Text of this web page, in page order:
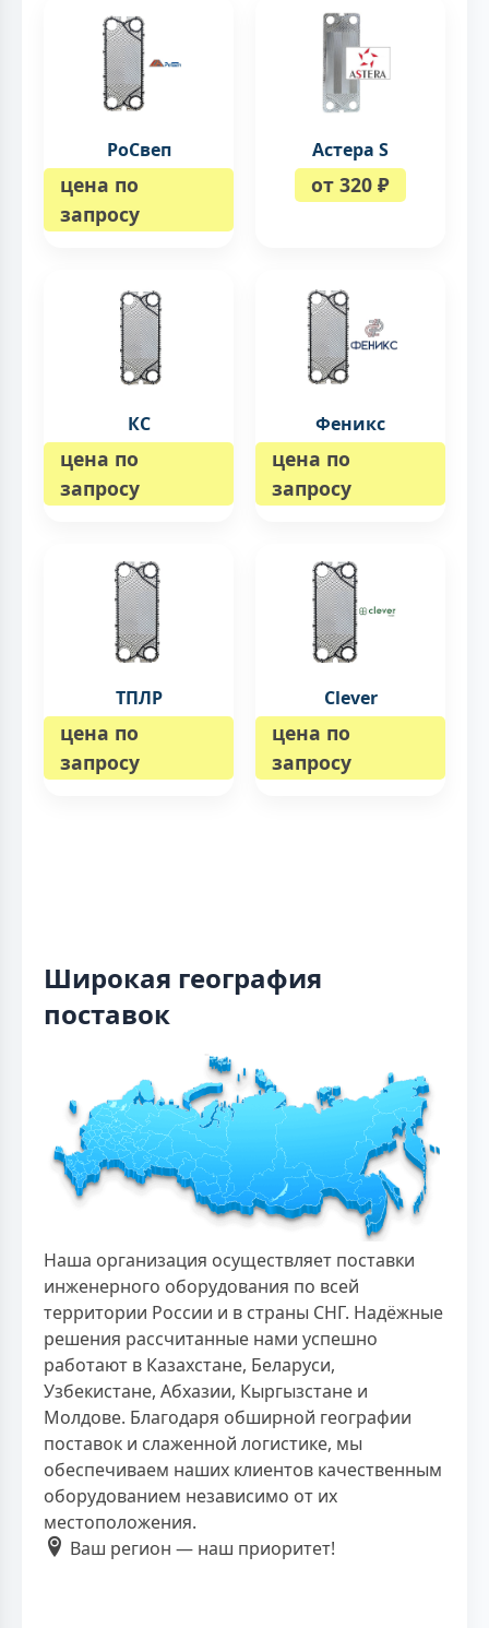
РоСвеп
цена по
запросу
Астера S
от 320 ₽
КС
цена по
запросу
Феникс
цена по
запросу
ТПЛР
цена по
запросу
Clever
цена по
запросу
Широкая география
поставок
Наша организация осуществляет поставки
инженерного оборудования по всей
территории России и в страны СНГ. Надёжные
решения рассчитанные нами успешно
работают в Казахстане, Беларуси,
Узбекистане, Абхазии, Кыргызстане и
Молдове. Благодаря обширной географии
поставок и слаженной логистике, мы
обеспечиваем наших клиентов качественным
оборудованием независимо от их
местоположения.
Ваш регион — наш приоритет!